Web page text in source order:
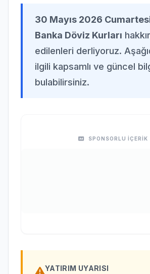
30 Mayıs 2026
Banka Döviz Kurları
edilenleri derliyoruz.
ilgili kapsamlı ve güncel
bulabilirsiniz.
SPONSORLU İÇERİK
YATIRIM UYARISI